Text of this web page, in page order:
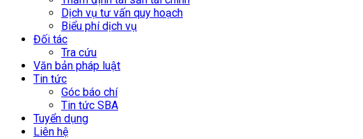
Dịch vụ tư vấn quy hoạch
Biểu phí dịch vụ
Đối tác
Tra cứu
Văn bản pháp luật
Tin tức
Góc báo chí
Tin tức SBA
Tuyển dụng
Liên hệ